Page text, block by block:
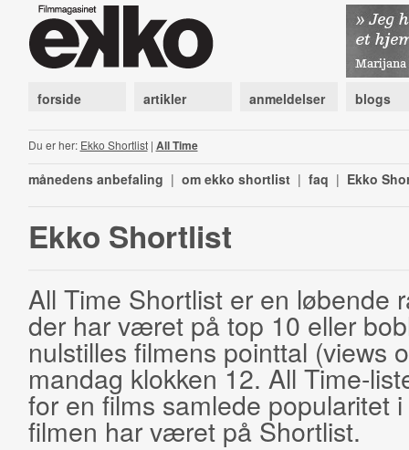
forside artikler anmeldelser blogs
Du er her: Ekko Shortlist| All Time
månedens anbefaling | om ekko shortlist | faq | Ekko
Ekko Shortlist
All Time Shortlist er en løbende
der har været på top 10 eller
nulstilles filmens pointtal (views
mandag klokken 12. All Time-
for en films samlede popularitet
filmen har været på Shortlist.